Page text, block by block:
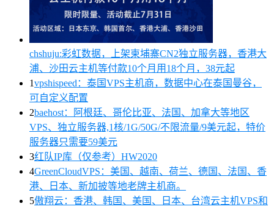
chshuju:彩虹数据，上架柬埔寨CN2独立服务器，香港大
浦、沙田云主机等付款10个月用18个月，38元起
1vpshispeed：泰国VPS主机商，数据中心在泰国曼谷，
可自定义配置
2baehost：阿根廷、哥伦比亚、法国、加拿大等地区
VPS、独立服务器,1核/1G/50G/不限流量/9美元起，特价
服务器只需要59美元
3红队IP库（仅参考）HW2020
4GreenCloudVPS：美国、越南、荷兰、德国、法国、香
港、日本、新加披等地老牌主机商。
5傲翔云：香港、韩国、美国、日本、台湾云主机VPS和